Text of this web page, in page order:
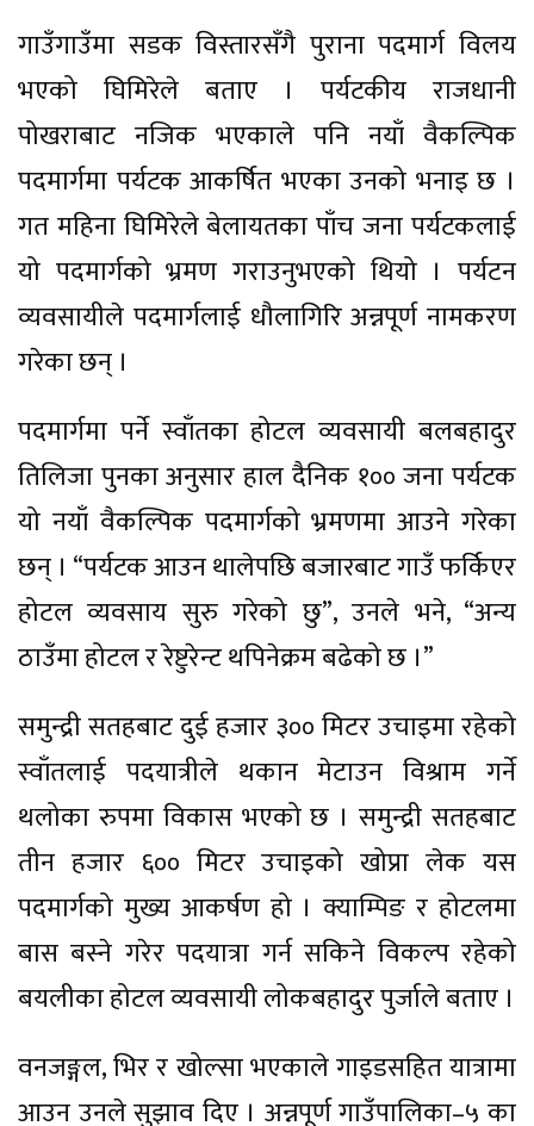
गाउँगाउँमा सडक विस्तारसँगै पुराना पदमार्ग विलय
भएको घिमिरेले बताए । पर्यटकीय राजधानी
पोखराबाट नजिक भएकाले पनि नयाँ वैकल्पिक
पदमार्गमा पर्यटक आकर्षित भएका उनको भनाइ छ ।
गत महिना घिमिरेले बेलायतका पाँच जना पर्यटकलाई
यो पदमार्गको भ्रमण गराउनुभएको थियो । पर्यटन
व्यवसायीले पदमार्गलाई धौलागिरि अन्नपूर्ण नामकरण
गरेका छन् ।
पदमार्गमा पर्ने स्वाँतका होटल व्यवसायी बलबहादुर
तिलिजा पुनका अनुसार हाल दैनिक १०० जना पर्यटक
यो नयाँ वैकल्पिक पदमार्गको भ्रमणमा आउने गरेका
छन् । “पर्यटक आउन थालेपछि बजारबाट गाउँ फर्किएर
होटल व्यवसाय सुरु गरेको छु”, उनले भने, “अन्य
ठाउँमा होटल र रेष्टुरेन्ट थपिनेक्रम बढेको छ ।”
समुन्द्री सतहबाट दुई हजार ३०० मिटर उचाइमा रहेको
स्वाँतलाई पदयात्रीले थकान मेटाउन विश्राम गर्ने
थलोका रुपमा विकास भएको छ । समुन्द्री सतहबाट
तीन हजार ६०० मिटर उचाइको खोप्रा लेक यस
पदमार्गको मुख्य आकर्षण हो । क्याम्पिङ र होटलमा
बास बस्ने गरेर पदयात्रा गर्न सकिने विकल्प रहेको
बयलीका होटल व्यवसायी लोकबहादुर पुर्जाले बताए ।
वनजङ्गल, भिर र खोल्सा भएकाले गाइडसहित यात्रामा
आउन उनले सुझाव दिए । अन्नपूर्ण गाउँपालिका–५ का